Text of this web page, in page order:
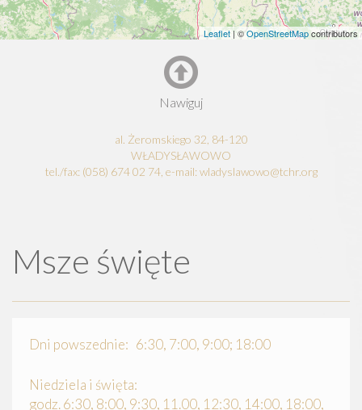
Leaflet | ©OpenStreetMapcontributors
Nawiguj
al. Żeromskiego 32, 84-120
WŁADYSŁAWOWO
tel./fax: (058) 674 02 74, e-mail: wladyslawowo@tchr.org
Msze święte
Dni powszednie: 6:30, 7:00, 9:00; 18:00
Niedziela i święta:
godz. 6:30, 8:00, 9:30, 11.00, 12:30, 14:00, 18:00,